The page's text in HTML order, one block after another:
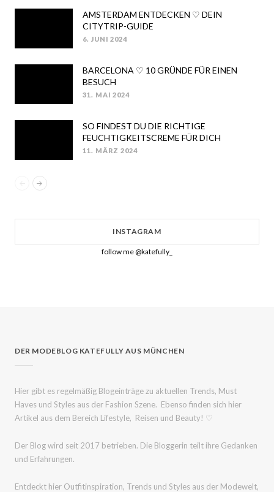
AMSTERDAM ENTDECKEN ♡ DEIN
CITYTRIP-GUIDE
POSTED
6. JUNI 2024
BARCELONA ♡ 10 GRÜNDE FÜR EINEN
BESUCH
POSTED
31. MAI 2024
SO FINDEST DU DIE RICHTIGE
FEUCHTIGKEITSCREME FÜR DICH
POSTED
11. MÄRZ 2024
INSTAGRAM
follow me @katefully_
DER MODEBLOG KATEFULLY AUS MÜNCHEN
Hier gibt es regelmäßig Blogeinträge zu aktuellen Trends, Must
Haves und Styles aus der Fashion Szene. Ebenso finden sich hier
Artikel aus dem Bereich Lifestyle, Reisen und Beauty! ♡
Der Blog wird seit 2017 betrieben. Die Bloggerin teilt ihre Gedanken
und Erfahrungen.
Entdeckt hier Outfitinspiration, Trends und Styles aus der Modewelt,